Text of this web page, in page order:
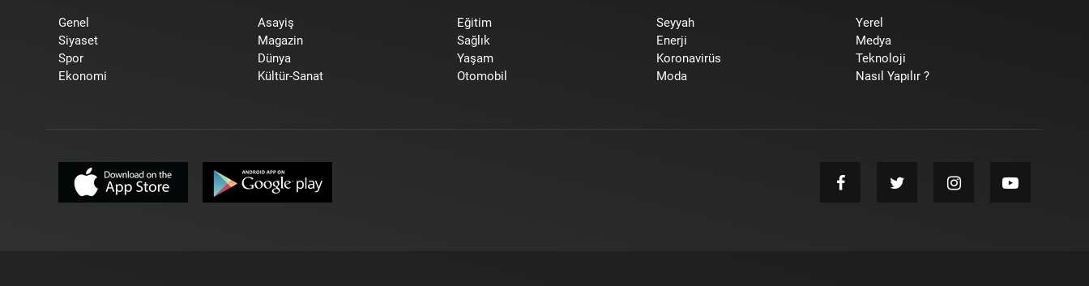
Genel
Siyaset
Spor
Ekonomi
Asayiş
Magazin
Dünya
Kültür-Sanat
Eğitim
Sağlık
Yaşam
Otomobil
Seyyah
Enerji
Koronavirüs
Moda
Yerel
Medya
Teknoloji
Nasıl Yapılır ?